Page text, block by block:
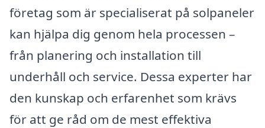
företag som är specialiserat på solpaneler
kan hjälpa dig genom hela processen –
från planering och installation till
underhåll och service. Dessa experter har
den kunskap och erfarenhet som krävs
för att ge råd om de mest effektiva